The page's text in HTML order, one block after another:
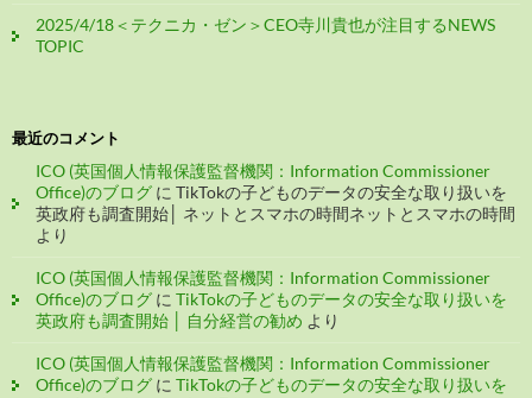
2025/4/18＜テクニカ・ゼン＞CEO寺川貴也が注目するNEWS
TOPIC
最近のコメント
ICO (英国個人情報保護監督機関：Information Commissioner
Office)のブログ に TikTokの子どものデータの安全な取り扱いを
英政府も調査開始│ ネットとスマホの時間ネットとスマホの時間
より
ICO (英国個人情報保護監督機関：Information Commissioner
Office)のブログ に TikTokの子どものデータの安全な取り扱いを
英政府も調査開始 │ 自分経営の勧め より
ICO (英国個人情報保護監督機関：Information Commissioner
Office)のブログ に TikTokの子どものデータの安全な取り扱いを